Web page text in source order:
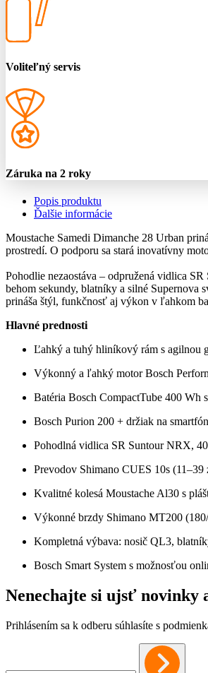
Voliteľný servis
Záruka na 2 roky
Popis produktu
Ďalšie informácie
Moustache Samedi Dimanche 28 Urban
prostredí. O podporu sa stará inovatívny
Pohodlie nezaostáva – odpružená vidlica
behom sekundy, blatníky a silné Supernova
prináša štýl, funkčnosť aj výkon v ľahkom
Hlavné prednosti
Ľahký a tuhý hliníkový rám s agilnou
Výkonný a ľahký motor Bosch
Batéria Bosch CompactTube 400
Bosch Purion 200 + držiak na smartfón
Pohodlná vidlica SR Suntour NRX,
Prevodov Shimano CUES 10s (11–39
Kvalitné kolesá Moustache Al30 s
Výkonné brzdy Shimano MT200
Kompletná výbava: nosič QL3,
Bosch Smart System s možnosťou
Nenechajte si ujsť novinky
Prihlásením sa k odberu súhlasíte s